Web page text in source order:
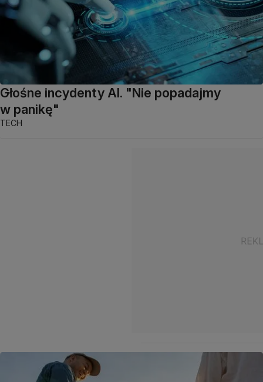
Głośne incydenty AI. "Nie popadajmy
w panikę"
TECH